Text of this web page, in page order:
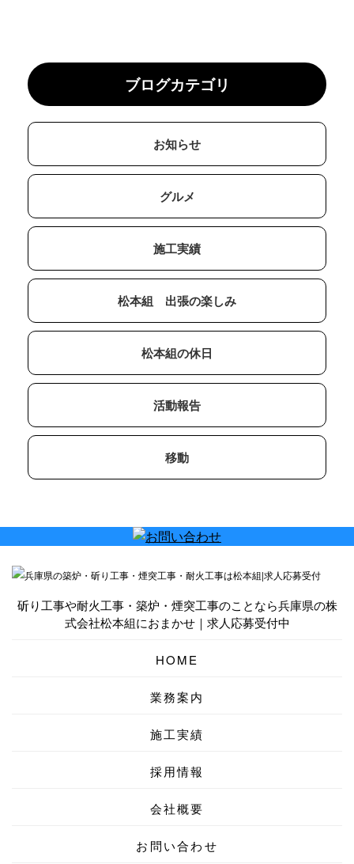
ブログカテゴリ
お知らせ
グルメ
施工実績
松本組 出張の楽しみ
松本組の休日
活動報告
移動
斫り工事や耐火工事・築炉・煙突工事のことなら兵庫県の株
式会社松本組におまかせ｜求人応募受付中
HOME
業務案内
施工実績
採用情報
会社概要
お問い合わせ